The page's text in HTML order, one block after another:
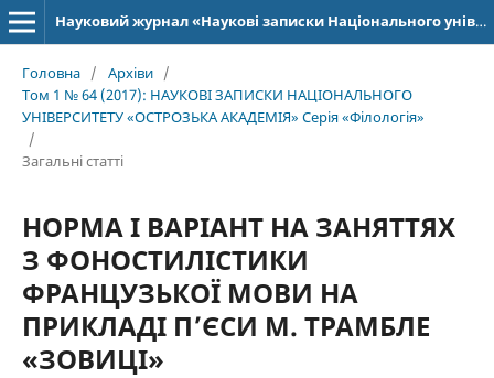
Науковий журнал «Наукові записки Національного університету «Острозька академія»: серія «Філологія»
Головна / Архіви /
Том 1 № 64 (2017): НАУКОВІ ЗАПИСКИ НАЦІОНАЛЬНОГО
УНІВЕРСИТЕТУ «ОСТРОЗЬКА АКАДЕМІЯ» Серія «Філологія»
/
Загальні статті
НОРМА І ВАРІАНТ НА ЗАНЯТТЯХ
З ФОНОСТИЛІСТИКИ
ФРАНЦУЗЬКОЇ МОВИ НА
ПРИКЛАДІ П’ЄСИ М. ТРАМБЛЕ
«ЗОВИЦІ»